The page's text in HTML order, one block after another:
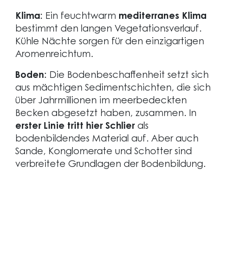
Klima: Ein feuchtwarm mediterranes Klima
bestimmt den langen Vegetationsverlauf.
Kühle Nächte sorgen für den einzigartigen
Aromenreichtum.
Boden: Die Bodenbeschaffenheit setzt sich
aus mächtigen Sedimentschichten, die sich
über Jahrmillionen im meerbedeckten
Becken abgesetzt haben, zusammen. In
erster Linie tritt hier Schlier als
bodenbildendes Material auf. Aber auch
Sande, Konglomerate und Schotter sind
verbreitete Grundlagen der Bodenbildung.